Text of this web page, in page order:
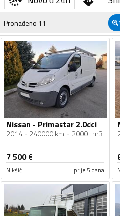
Pronađeno 11
Nissan - Primastar 2.0dci
2014 240000 km 2000 cm3
7 500€
Nikšić prije 5 dana